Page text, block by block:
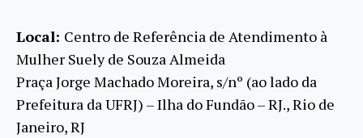
Local: Centro de Referência de Atendimento à
Mulher Suely de Souza Almeida
Praça Jorge Machado Moreira, s/nº (ao lado da
Prefeitura da UFRJ) – Ilha do Fundão – RJ., Rio de
Janeiro, RJ